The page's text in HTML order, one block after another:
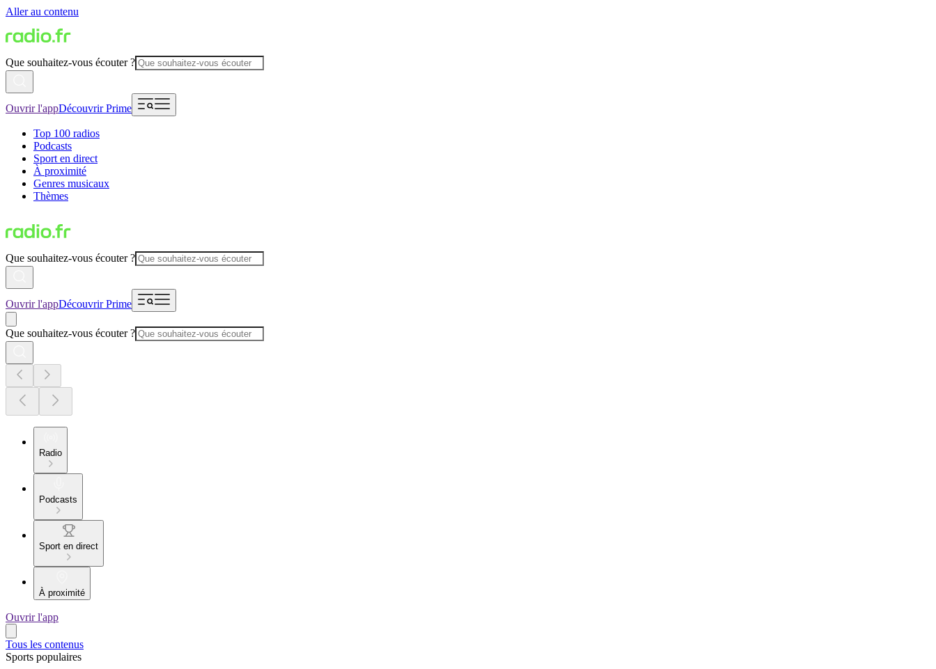
Aller au contenu
Que souhaitez-vous écouter ?
Ouvrir l'appDécouvrir Prime
Top 100 radios
Podcasts
Sport en direct
À proximité
Genres musicaux
Thèmes
Que souhaitez-vous écouter ?
Ouvrir l'appDécouvrir Prime
Que souhaitez-vous écouter ?
Radio
Podcasts
Sport en direct
À proximité
Ouvrir l'app
Tous les contenus
Sports populaires